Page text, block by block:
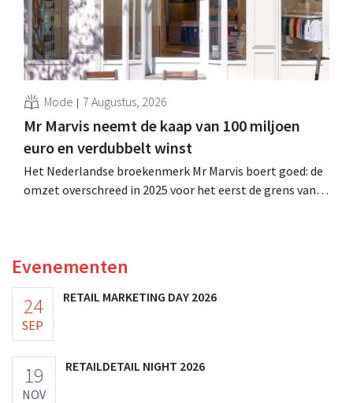
Mode 7 Augustus, 2026
Mr Marvis neemt de kaap van 100 miljoen
euro en verdubbelt winst
Het Nederlandse broekenmerk Mr Marvis boert goed: de
omzet overschreed in 2025 voor het eerst de grens van
Evenementen
24
SEP
RETAIL MARKETING DAY 2026
19
NOV
RETAILDETAIL NIGHT 2026